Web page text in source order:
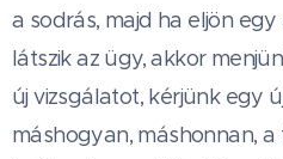
a sodrás, majd ha eljön
látszik az ügy, akkor
új vizsgálatot, kérjünk egy
máshogyan, máshonnan,